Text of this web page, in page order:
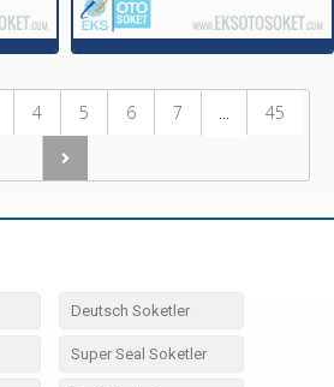
2C003E
4 5 6 7 45
Deutsch Soketler
Super Seal Soketler